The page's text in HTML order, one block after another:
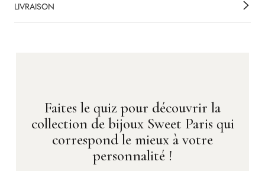
LIVRAISON
Faites le quiz pour découvrir la
collection de bijoux Sweet Paris qui
correspond le mieux à votre
personnalité !